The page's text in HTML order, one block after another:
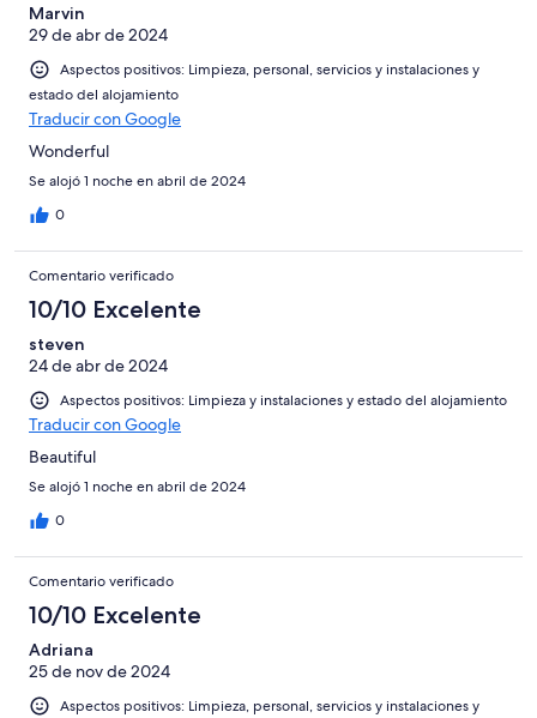
Marvin
29 de abr de 2024
Aspectos positivos: Limpieza, personal, servicios y instalaciones y
estado del alojamiento
Traducir con Google
Wonderful
Se alojó 1 noche en abril de 2024
0
Comentario verificado
10/10 Excelente
steven
24 de abr de 2024
Aspectos positivos: Limpieza y instalaciones y estado del alojamiento
Traducir con Google
Beautiful
Se alojó 1 noche en abril de 2024
0
Comentario verificado
10/10 Excelente
Adriana
25 de nov de 2024
Aspectos positivos: Limpieza, personal, servicios y instalaciones y